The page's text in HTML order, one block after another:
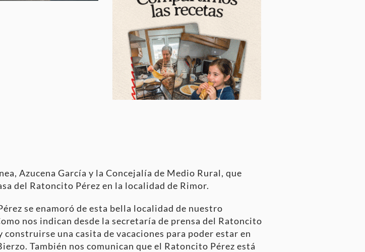
Azucena García y la Concejalía de Medio Rural, que
del Ratoncito Pérez en la localidad de Rimor.
se enamoró de esta bella localidad de nuestro
nos indican desde la secretaría de prensa del Ratoncito
una casita de vacaciones para poder estar en
También nos comunican que el Ratoncito Pérez está